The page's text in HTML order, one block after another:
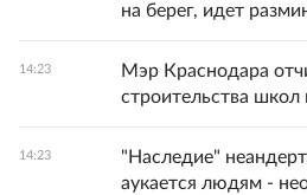
на берег, идет
14:23
Мэр Краснодара
строительства школ
14:23
"Наследие"
аукается людям -